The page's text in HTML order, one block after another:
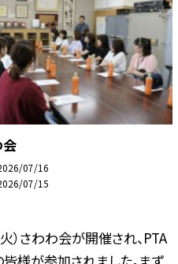
会
07/16
07/15
）さわわ会が開催され、PTA